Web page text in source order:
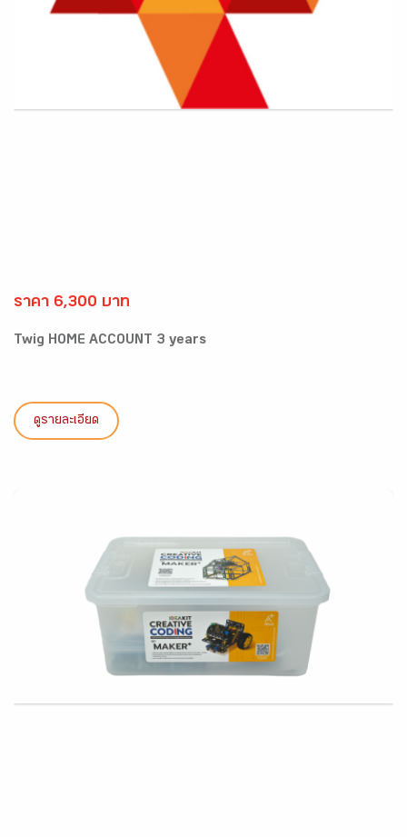
ราคา 6,300 บาท
Twig HOME ACCOUNT 3 years
ดูรายละเอียด